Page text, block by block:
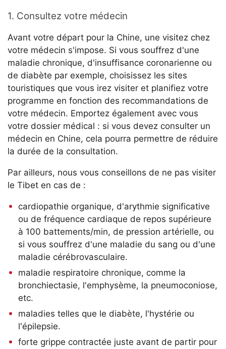
1. Consultez votre médecin
Avant votre départ pour la Chine, une visitez chez
votre médecin s'impose. Si vous souffrez d'une
maladie chronique, d'insuffisance coronarienne ou
de diabète par exemple, choisissez les sites
touristiques que vous irez visiter et planifiez votre
programme en fonction des recommandations de
votre médecin. Emportez également avec vous
votre dossier médical : si vous devez consulter un
médecin en Chine, cela pourra permettre de réduire
la durée de la consultation.
Par ailleurs, nous vous conseillons de ne pas visiter
le Tibet en cas de :
cardiopathie organique, d'arythmie significative
ou de fréquence cardiaque de repos supérieure
à 100 battements/min, de pression artérielle, ou
si vous souffrez d'une maladie du sang ou d'une
maladie cérébrovasculaire.
maladie respiratoire chronique, comme la
bronchiectasie, l'emphysème, la pneumoconiose,
etc.
maladies telles que le diabète, l'hystérie ou
l'épilepsie.
forte grippe contractée juste avant de partir pour